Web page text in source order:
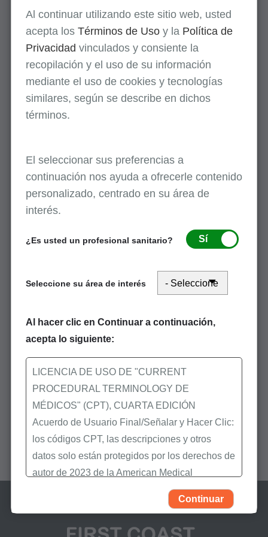
93010 realizado en un entorno de sala de
Julio 13, 2025
Tutorial: Cómo completar el formulario de
solicitud de redeterminación y de
reapertura por error administrativo de la
Parte A de Medicare
(AIC) para apelaciones del 2026
Diciembre 17, 2025
Las solicitudes de estado de apelaciones
deben obtenerse a través de SPOT
Tomografía por emisión de positrones
del modificador
Julio 13, 2025
Recursos de apelaciones
Contáctenos
Al continuar utilizando este sitio web, usted
acepta los Términos de Usoy la Política de
Privacidad vinculados y consiente la
recopilación y el uso de su información
mediante el uso de cookies y tecnologías
similares, según se describe en dichos
términos.
El seleccionar sus preferencias a
continuación nos ayuda a ofrecerle contenido
personalizado, centrado en su área de
interés.
¿Es usted un profesional sanitario? Sí
Seleccione su área de interés
Al hacer clic en Continuar a continuación,
acepta lo siguiente:
LICENCIA DE USO DE "CURRENT
PROCEDURAL TERMINOLOGY DE
MÉDICOS" (CPT), CUARTA EDICIÓN
Acuerdo de Usuario Final/Señalar y Hacer Clic:
los códigos CPT, las descripciones y otros
datos solo están protegidos por los derechos de
autor de 2023 de la American Medical
Association (AMA). Todos los derechos
reservados (y otra fecha de publicación de
Continuar